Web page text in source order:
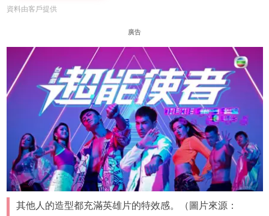
資料由客戶提供
廣告
其他人的造型都充滿英雄片的特效感。（圖片來源：